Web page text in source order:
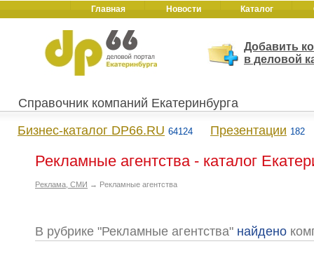
Главная Новости Каталог
Добавить
в деловой
Справочник компаний Екатеринбурга
Бизнес-каталог DP66.RU 64124 Презентации 182
Рекламные агентства - каталог
Реклама, СМИ → Рекламные агентства
В рубрике "Рекламные агентства" найдено